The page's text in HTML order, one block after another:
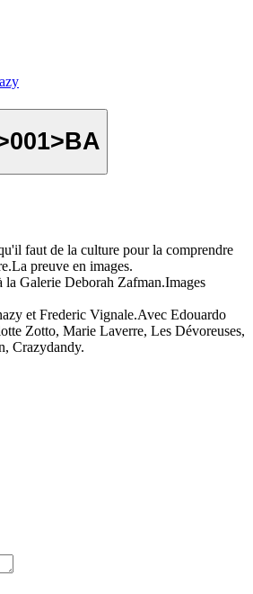
faut de la culture pour la comprendre
preuve en images.
Galerie Deborah Zafman.Images
et Frederic Vignale.Avec Edouardo
Zotto, Marie Laverre, Les Dévoreuses,
Crazydandy.